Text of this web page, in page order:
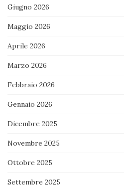
Giugno 2026
Maggio 2026
Aprile 2026
Marzo 2026
Febbraio 2026
Gennaio 2026
Dicembre 2025
Novembre 2025
Ottobre 2025
Settembre 2025